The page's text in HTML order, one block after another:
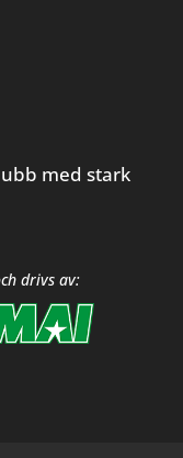
med stark
drivs av: